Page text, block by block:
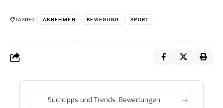
TAGGED: ABNEHMEN BEWEGUNG SPORT